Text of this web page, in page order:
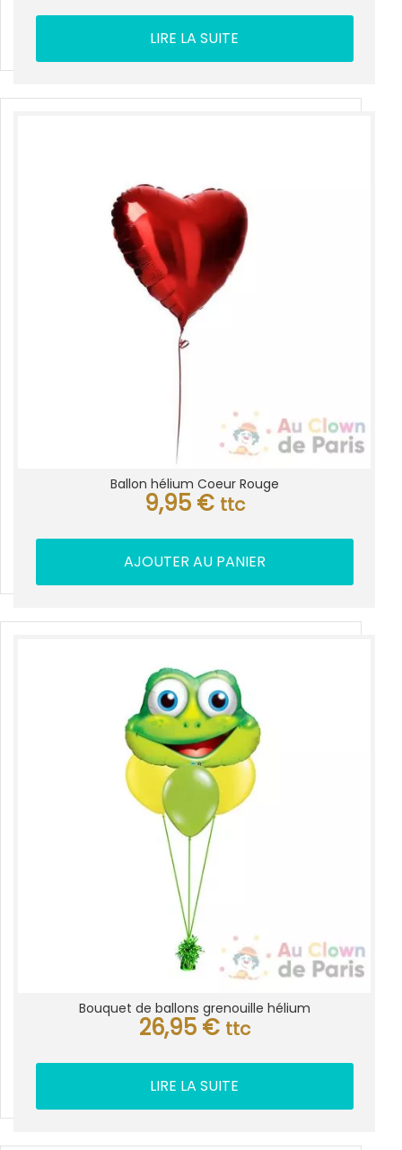
LIRE LA SUITE
Ballon hélium Coeur Rouge
9,95 € ttc
AJOUTER AU PANIER
Bouquet de ballons grenouille hélium
26,95 € ttc
LIRE LA SUITE